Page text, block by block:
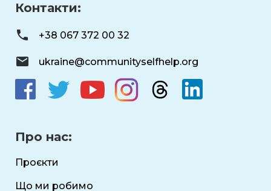
Контакти:
+38 067 372 00 32
ukraine@communityselfhelp.org
Про нас:
Проєкти
Що ми робимо